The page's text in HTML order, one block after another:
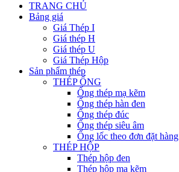
TRANG CHỦ
Bảng giá
Giá Thép I
Giá thép H
Giá thép U
Giá Thép Hộp
Sản phẩm thép
THÉP ỐNG
Ống thép mạ kẽm
Ống thép hàn đen
Ống thép đúc
Ống thép siêu âm
Ống lốc theo đơn đặt hàng
THÉP HỘP
Thép hộp đen
Thép hộp mạ kẽm